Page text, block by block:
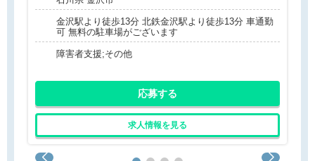
金沢駅より徒歩13分 北鉄金沢駅より徒歩13分 車通勤
可 無料の駐車場がございます
障害者支援;その他
応募する
求人情報を見る